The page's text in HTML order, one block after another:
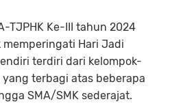
TJPHK Ke-III tahun 2024
Hari Jadi
terdiri dari kelompok-
terbagi atas beberapa
SMA/SMK sederajat.